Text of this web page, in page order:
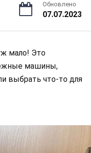
Обновлено
07.07.2023
мало! Это
машины,
выбрать что-то для